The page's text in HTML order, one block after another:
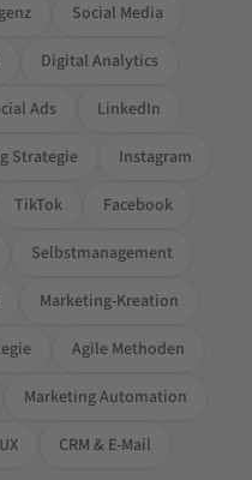
Social Media
Digital Analytics
Ads
LinkedIn
Strategie
Instagram
TikTok
Facebook
Selbstmanagement
Marketing-Kreation
Agile Methoden
Marketing Automation
CRM & E-Mail